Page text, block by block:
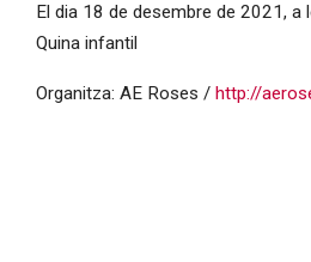
El dia 18 de desembre de 2021, a
Quina infantil
Organitza: AE Roses / http://